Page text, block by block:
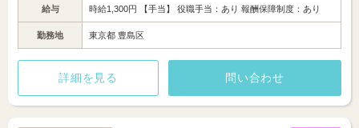
給与 時給1,300円 【手当】 役職手当：あり 報酬保障制度：あり
勤務地 東京都 豊島区
詳細を見る 問い合わせ